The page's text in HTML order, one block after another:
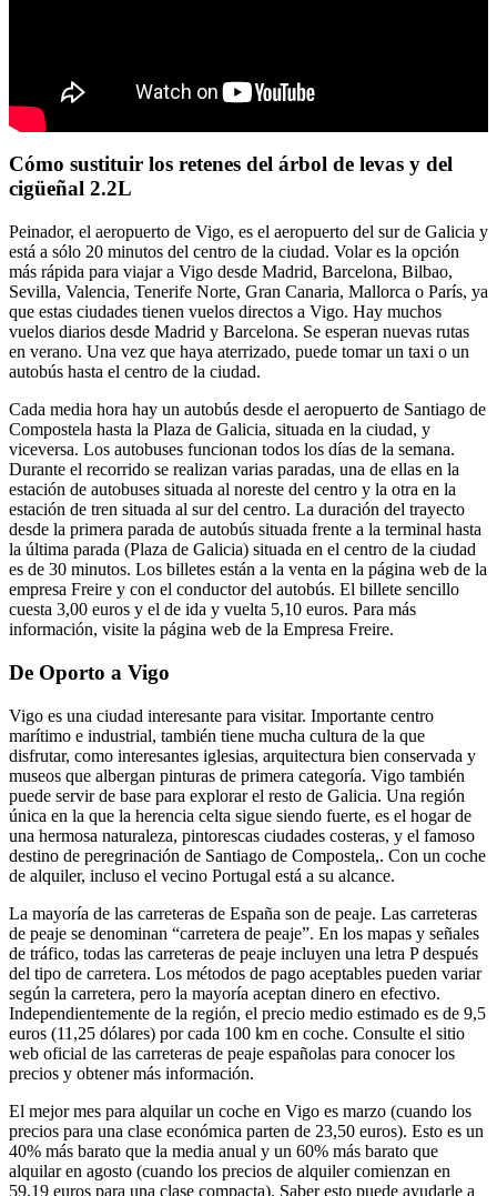
Cómo sustituir los retenes del árbol de levas y del
cigüeñal 2.2L
Peinador, el aeropuerto de Vigo, es el aeropuerto del sur de Galicia y
está a sólo 20 minutos del centro de la ciudad. Volar es la opción
más rápida para viajar a Vigo desde Madrid, Barcelona, Bilbao,
Sevilla, Valencia, Tenerife Norte, Gran Canaria, Mallorca o París, ya
que estas ciudades tienen vuelos directos a Vigo. Hay muchos
vuelos diarios desde Madrid y Barcelona. Se esperan nuevas rutas
en verano. Una vez que haya aterrizado, puede tomar un taxi o un
autobús hasta el centro de la ciudad.
Cada media hora hay un autobús desde el aeropuerto de Santiago de
Compostela hasta la Plaza de Galicia, situada en la ciudad, y
viceversa. Los autobuses funcionan todos los días de la semana.
Durante el recorrido se realizan varias paradas, una de ellas en la
estación de autobuses situada al noreste del centro y la otra en la
estación de tren situada al sur del centro. La duración del trayecto
desde la primera parada de autobús situada frente a la terminal hasta
la última parada (Plaza de Galicia) situada en el centro de la ciudad
es de 30 minutos. Los billetes están a la venta en la página web de la
empresa Freire y con el conductor del autobús. El billete sencillo
cuesta 3,00 euros y el de ida y vuelta 5,10 euros. Para más
información, visite la página web de la Empresa Freire.
De Oporto a Vigo
Vigo es una ciudad interesante para visitar. Importante centro
marítimo e industrial, también tiene mucha cultura de la que
disfrutar, como interesantes iglesias, arquitectura bien conservada y
museos que albergan pinturas de primera categoría. Vigo también
puede servir de base para explorar el resto de Galicia. Una región
única en la que la herencia celta sigue siendo fuerte, es el hogar de
una hermosa naturaleza, pintorescas ciudades costeras, y el famoso
destino de peregrinación de Santiago de Compostela,. Con un coche
de alquiler, incluso el vecino Portugal está a su alcance.
La mayoría de las carreteras de España son de peaje. Las carreteras
de peaje se denominan “carretera de peaje”. En los mapas y señales
de tráfico, todas las carreteras de peaje incluyen una letra P después
del tipo de carretera. Los métodos de pago aceptables pueden variar
según la carretera, pero la mayoría aceptan dinero en efectivo.
Independientemente de la región, el precio medio estimado es de 9,5
euros (11,25 dólares) por cada 100 km en coche. Consulte el sitio
web oficial de las carreteras de peaje españolas para conocer los
precios y obtener más información.
El mejor mes para alquilar un coche en Vigo es marzo (cuando los
precios para una clase económica parten de 23,50 euros). Esto es un
40% más barato que la media anual y un 60% más barato que
alquilar en agosto (cuando los precios de alquiler comienzan en
59,19 euros para una clase compacta). Saber esto puede ayudarle a